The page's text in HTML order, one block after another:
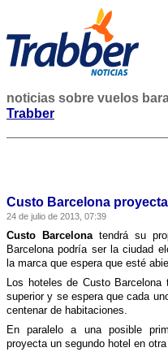
noticias sobre vuelos
Trabber
Custo Barcelona
24 de julio de 2013, 07:39
Custo Barcelonatendrá su
Barcelona podrí­a ser la ciudad
la marca que espera que esté
Los hoteles de Custo
superior y se espera que cada
centenar de habitaciones.
En paralelo a una posible
proyecta un segundo hotel en